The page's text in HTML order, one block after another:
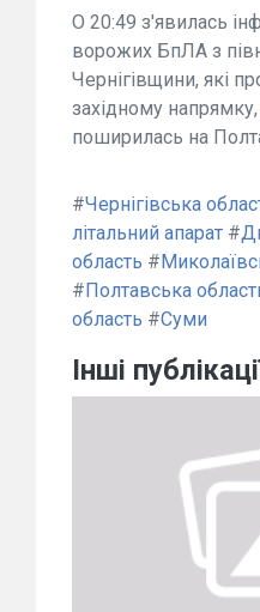
О 20:49 з'явилась
ворожих БпЛА з
Чернігівщини, які
західному
поширилась на
#Чернігівська
літальний апарат #
область #
#Полтавська
область #Суми
Інші